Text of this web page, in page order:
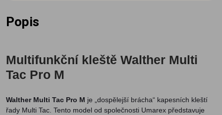
Popis
Multifunkční kleště Walther Multi
Tac Pro M
Walther Multi Tac Pro M je „dospělejší brácha“ kapesních kleští
řady Multi Tac. Tento model od společnosti Umarex představuje